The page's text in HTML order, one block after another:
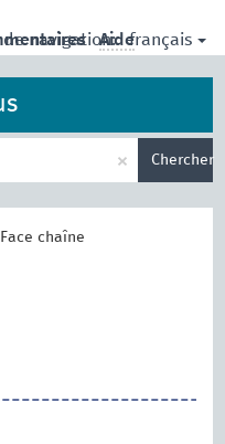
de navigation: français
Aide
× Chercher
Face chaîne